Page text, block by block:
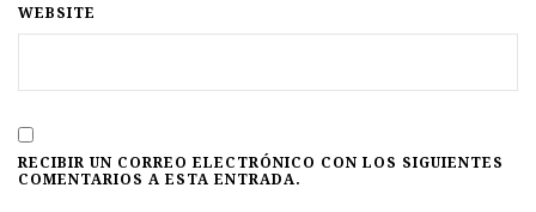
WEBSITE
RECIBIR UN CORREO ELECTRÓNICO CON LOS SIGUIENTES
COMENTARIOS A ESTA ENTRADA.